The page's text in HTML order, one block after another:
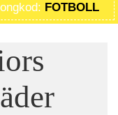
FOTBOLL